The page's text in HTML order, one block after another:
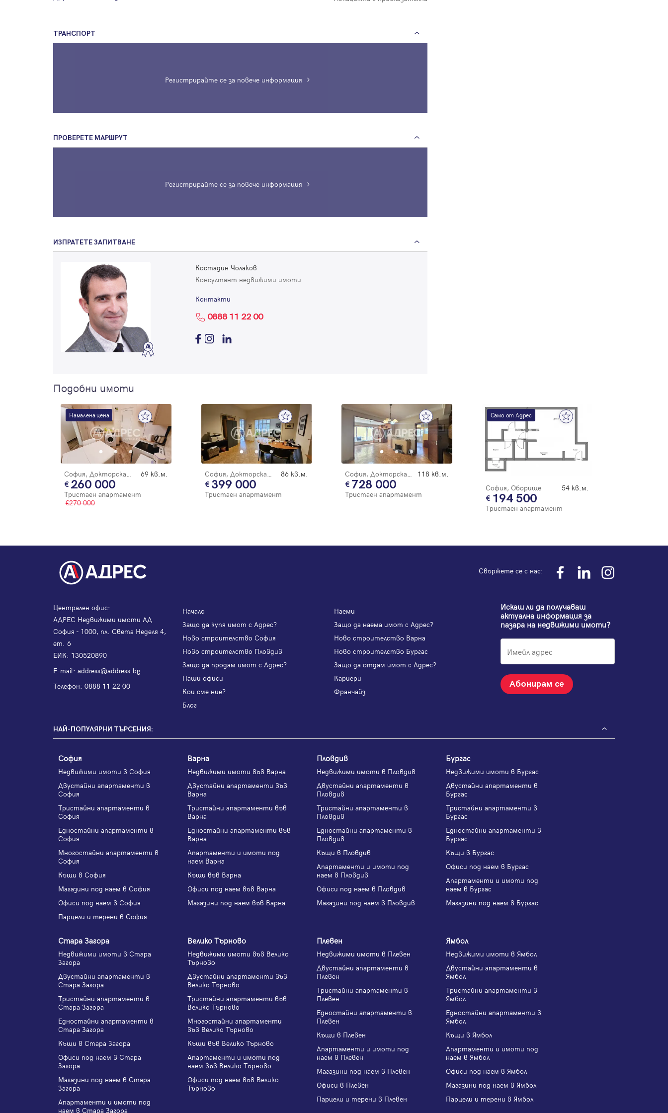
ТРАНСПОРТ
Регистрирайте се за повече информация
ПРОВЕРЕТЕ МАРШРУТ
Регистрирайте се за повече информация
ИЗПРАТЕТЕ ЗАПИТВАНЕ
Костадин Чолаков
Консултант недвижими имоти
Контакти
0888 11 22 00
Подобни имоти
Намалена цена
София, Докторска градина 69 кв.м.
260 000
Тристаен апартамент
270 000
София, Докторска градина 86 кв.м.
399 000
Тристаен апартамент
София, Докторска градина 118 кв.м.
728 000
Тристаен апартамент
Само от Адрес
София, Оборище 54 кв.м.
194 500
Тристаен апартамент
Благодарим ви! Очаквайте скоро да се свържем с вас!
Свържете се с нас:
Централен офис:
АДРЕС Недвижими имоти АД
София - 1000, пл. Света Неделя 4,
ет. 6
ЕИК: 130520890
Е-mail: address@address.bg
Телефон: 0888 11 22 00
Начало
Наеми
Защо да купя имот с Адрес?
Защо да наема имот с Адрес?
Ново строителство София
Ново строителство Варна
Ново строителство Пловдив
Ново строителство Бургас
Защо да продам имот с Адрес?
Защо да отдам имот с Адрес?
Наши офиси
Кариери
Кои сме ние?
Франчайз
Блог
Искаш ли да получаваш
актуална информация за
пазара на недвижими имоти?
Абонирам се
НАЙ-ПОПУЛЯРНИ ТЪРСЕНИЯ:
София
Недвижими имоти в София
Двустайни апартаменти в
София
Тристайни апартаменти в
София
Едностайни апартаменти в
София
Многостайни апартаменти в
София
Къщи в София
Магазини под наем в София
Офиси под наем в София
Парцели и терени в София
Варна
Недвижими имоти във Варна
Двустайни апартаменти във
Варна
Тристайни апартаменти във
Варна
Едностайни апартаменти във
Варна
Апартаменти и имоти под
наем Варна
Къщи във Варна
Офиси под наем във Варна
Магазини под наем във Варна
Пловдив
Недвижими имоти в Пловдив
Двустайни апартаменти в
Пловдив
Тристайни апартаменти в
Пловдив
Едностайни апартаменти в
Пловдив
Къщи в Пловдив
Апартаменти и имоти под
наем в Пловдив
Офиси под наем в Пловдив
Магазини под наем в Пловдив
Бургас
Недвижими имоти в Бургас
Двустайни апартаменти в
Бургас
Тристайни апартаменти в
Бургас
Едностайни апартаменти в
Бургас
Къщи в Бургас
Офиси под наем в Бургас
Апартаменти и имоти под
наем в Бургас
Магазини под наем в Бургас
Стара Загора
Недвижими имоти в Стара
Загора
Двустайни апартаменти в
Стара Загора
Тристайни апартаменти в
Стара Загора
Едностайни апартаменти в
Стара Загора
Къщи в Стара Загора
Офиси под наем в Стара
Загора
Магазини под наем в Стара
Загора
Апартаменти и имоти под
наем в Стара Загора
Велико Търново
Недвижими имоти във Велико
Търново
Двустайни апартаменти във
Велико Търново
Тристайни апартаменти във
Велико Търново
Многостайни апартаменти
във Велико Търново
Къщи във Велико Търново
Апартаменти и имоти под
наем във Велико Търново
Офиси под наем във Велико
Търново
Плевен
Недвижими имоти в Плевен
Двустайни апартаменти в
Плевен
Тристайни апартаменти в
Плевен
Едностайни апартаменти в
Плевен
Къщи в Плевен
Апартаменти и имоти под
наем в Плевен
Магазини под наем в Плевен
Офиси в Плевен
Парцели и терени в Плевен
Ямбол
Недвижими имоти в Ямбол
Двустайни апартаменти в
Ямбол
Тристайни апартаменти в
Ямбол
Едностайни апартаменти в
Ямбол
Къщи в Ямбол
Апартаменти и имоти под
наем в Ямбол
Офиси под наем в Ямбол
Магазини под наем в Ямбол
Парцели и терени в Ямбол
Влезте с профила си, за да разгледате повече снимки и да получите
Продължи с Google
или влезте с имейл
Имейл
Регистрация